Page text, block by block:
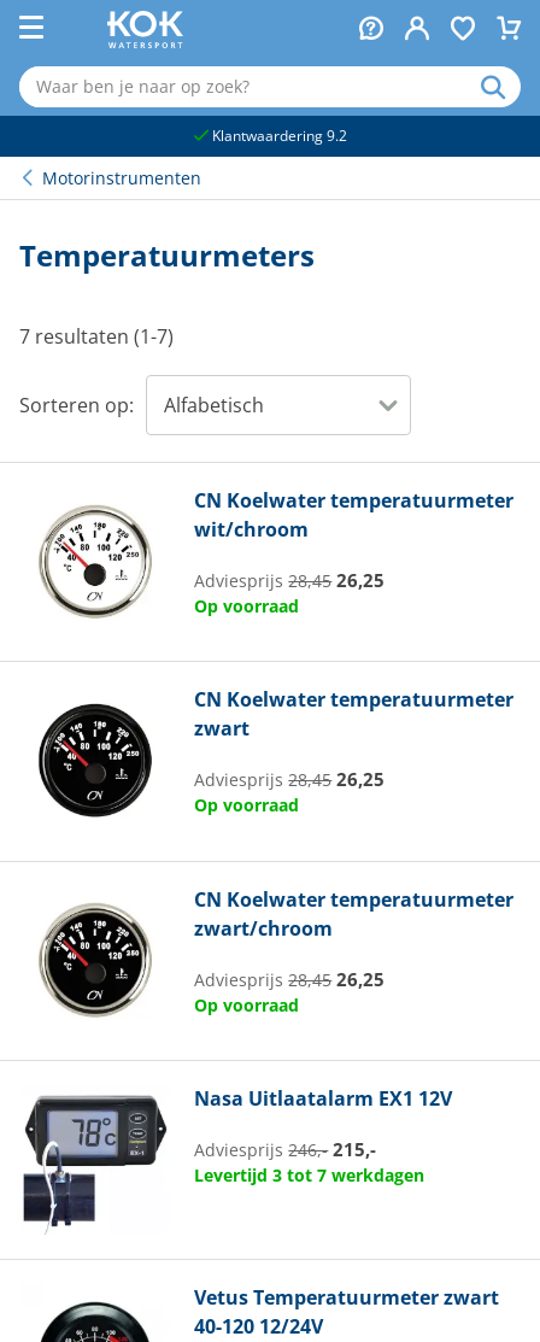
Klantwaardering 9.2
Motorinstrumenten
Temperatuurmeters
7 resultaten (1-7)
Sorteren op:
CN Koelwater temperatuurmeter
wit/chroom
Adviesprijs28,45 26,25
Op voorraad
CN Koelwater temperatuurmeter
zwart
Adviesprijs28,45 26,25
Op voorraad
CN Koelwater temperatuurmeter
zwart/chroom
Adviesprijs28,45 26,25
Op voorraad
Nasa Uitlaatalarm EX1 12V
Adviesprijs246,- 215,-
Levertijd 3 tot 7 werkdagen
VetusTemperatuurmeter zwart
40-120 12/24V